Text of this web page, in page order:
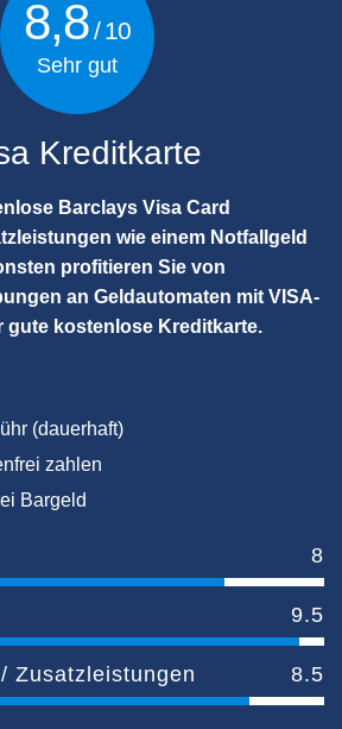
Kreditkarte
Barclays Visa Card
wie einem Notfallgeld
profitieren Sie von
an Geldautomaten mit VISA-
gute kostenlose Kreditkarte.
(dauerhaft)
zahlen
Bargeld
8
9.5
Zusatzleistungen 8.5
8,8
Sehr gut